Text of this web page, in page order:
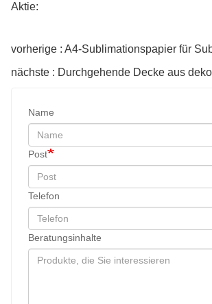
Aktie:
Name
Post
Telefon
Beratungsinhalte